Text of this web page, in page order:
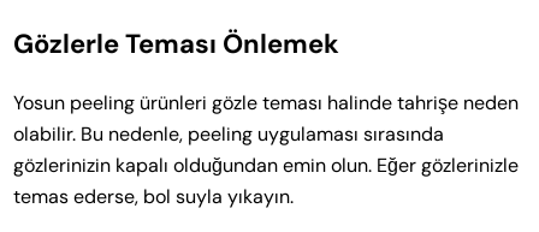
Gözlerle Teması Önlemek
Yosun peeling ürünleri gözle teması halinde tahrişe neden
olabilir. Bu nedenle, peeling uygulaması sırasında
gözlerinizin kapalı olduğundan emin olun. Eğer gözlerinizle
temas ederse, bol suyla yıkayın.